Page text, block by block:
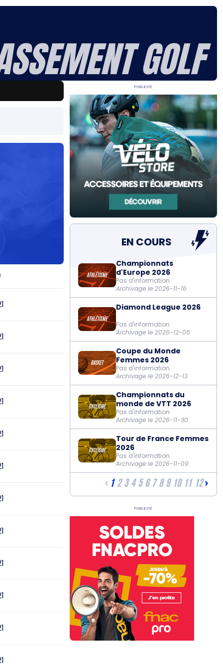
GOLF
Publicité
EN COURS
Championnats
d'Europe 2026
Pas d'information
Archivage le 2026-11-16
Diamond League 2026
Pas d'information
Archivage le 2026-12-05
Coupe du Monde
Femmes 2026
Pas d'information
Archivage le 2026-12-13
Championnats du
monde de VTT 2026
Pas d'information
Archivage le 2026-11-30
Tour de France Femmes
2026
Pas d'information
Archivage le 2026-11-09
‹ 1 2 3 4 5 6 7 8 9 10 11 12 ›
Publicité